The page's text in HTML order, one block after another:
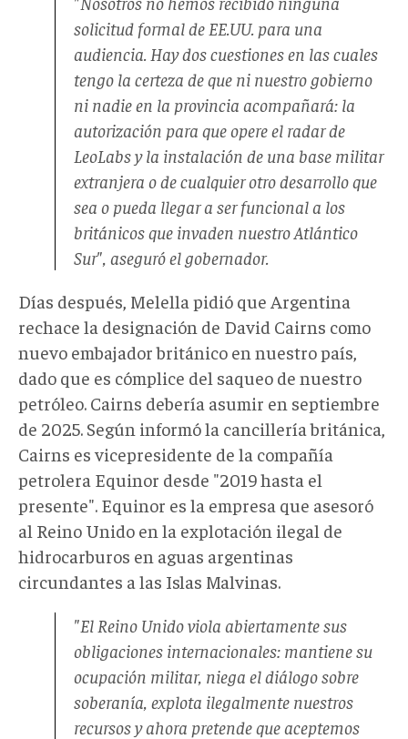
solicitud formal de EE.UU. para una
audiencia. Hay dos cuestiones en las cuales
tengo la certeza de que ni nuestro gobierno
ni nadie en la provincia acompañará: la
autorización para que opere el radar de
LeoLabs y la instalación de una base militar
extranjera o de cualquier otro desarrollo que
sea o pueda llegar a ser funcional a los
británicos que invaden nuestro Atlántico
Sur", aseguró el gobernador.
Días después, Melella pidió que Argentina
rechace la designación de David Cairns como
nuevo embajador británico en nuestro país,
dado que es cómplice del saqueo de nuestro
petróleo. Cairns debería asumir en septiembre
de 2025. Según informó la cancillería británica,
Cairns es vicepresidente de la compañía
petrolera Equinor desde "2019 hasta el
presente". Equinor es la empresa que asesoró
al Reino Unido en la explotación ilegal de
hidrocarburos en aguas argentinas
circundantes a las Islas Malvinas.
"El Reino Unido viola abiertamente sus
obligaciones internacionales: mantiene su
ocupación militar, niega el diálogo sobre
soberanía, explota ilegalmente nuestros
recursos y ahora pretende que aceptemos